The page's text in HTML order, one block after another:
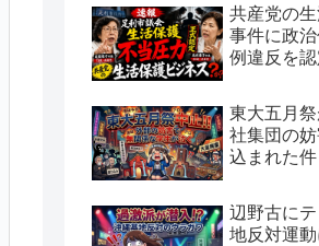
共産党の生
事件に政
例違反を認
東大五月
社集団の
込まれた件
辺野古に
地反対運